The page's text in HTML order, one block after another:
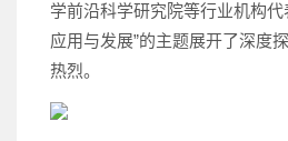
学前沿科学研究院等行业机构
应用与发展”的主题展开了深度
热烈。